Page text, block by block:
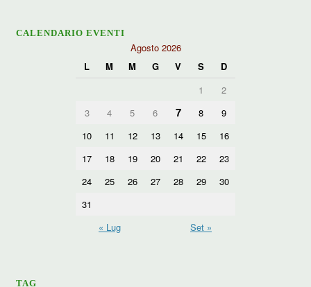
CALENDARIO EVENTI
Agosto 2026
L
M M G V S
D
1
2
3
4 5 6 7 8
9
10
11 12 13 14 15
16
17
18 19 20 21 22
23
24
25 26 27 28 29
30
31
« Lug
Set »
TAG